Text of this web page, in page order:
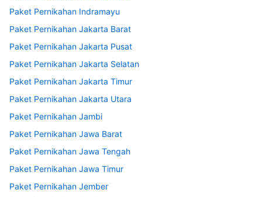
Paket Pernikahan Indramayu
Paket Pernikahan Jakarta Barat
Paket Pernikahan Jakarta Pusat
Paket Pernikahan Jakarta Selatan
Paket Pernikahan Jakarta Timur
Paket Pernikahan Jakarta Utara
Paket Pernikahan Jambi
Paket Pernikahan Jawa Barat
Paket Pernikahan Jawa Tengah
Paket Pernikahan Jawa Timur
Paket Pernikahan Jember